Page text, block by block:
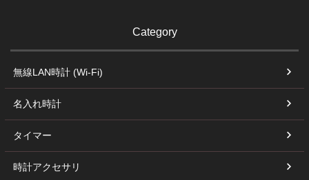
Category
無線LAN時計 (Wi-Fi)
名入れ時計
タイマー
時計アクセサリ